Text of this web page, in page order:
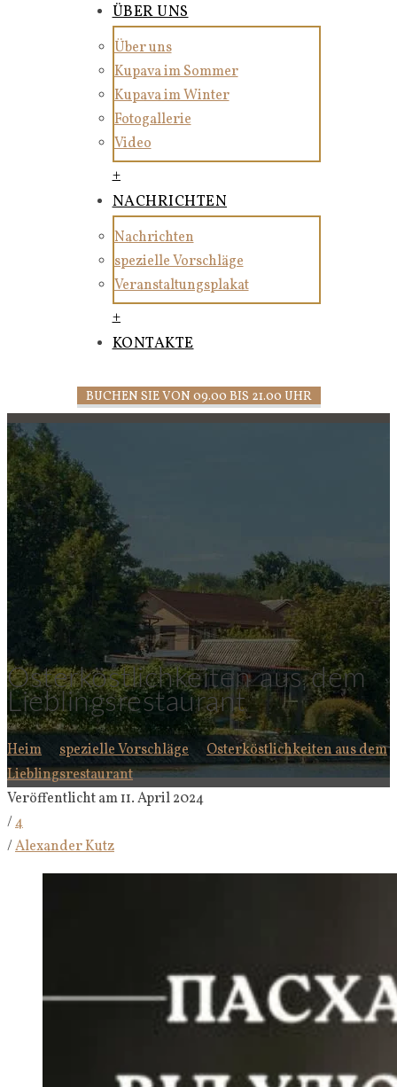
ÜBER UNS
Über uns
Kupava im Sommer
Kupava im Winter
Fotogallerie
Video
+
NACHRICHTEN
Nachrichten
spezielle Vorschläge
Veranstaltungsplakat
+
KONTAKTE
BUCHEN SIE VON 09.00 BIS 21.00 UHR
Osterköstlichkeiten aus dem
Lieblingsrestaurant
Heim spezielle Vorschläge
Osterköstlichkeiten aus dem
Lieblingsrestaurant
Veröffentlicht am 11. April 2024
/4
/Alexander Kutz